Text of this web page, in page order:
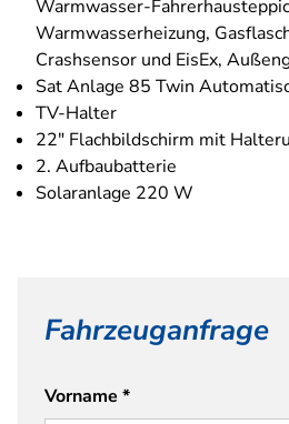
Warmwasser-
Warmwasserheizung,
Crashsensor und EisEx,
Sat Anlage 85 Twin
TV-Halter
22" Flachbildschirm mit
2. Aufbaubatterie
Solaranlage 220 W
Fahrzeuganfrage
Vorname *